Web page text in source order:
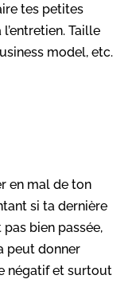
tes petites
Taille
model, etc.
en mal de ton
si ta dernière
pas bien passée,
peut donner
négatif et surtout